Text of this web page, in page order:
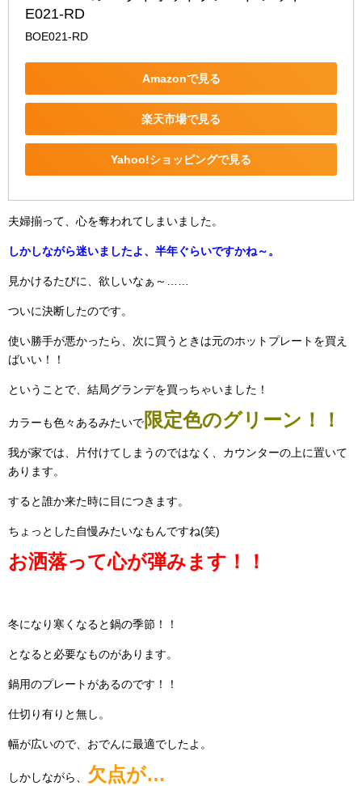
E021-RD
BOE021-RD
Amazonで見る
楽天市場で見る
Yahoo!ショッピングで見る
夫婦揃って、心を奪われてしまいました。
しかしながら迷いましたよ、半年ぐらいですかね～。
見かけるたびに、欲しいなぁ～……
ついに決断したのです。
使い勝手が悪かったら、次に買うときは元のホットプレートを買え
ばいい！！
ということで、結局グランデを買っちゃいました！
カラーも色々あるみたいで 限定色のグリーン！！
我が家では、片付けてしまうのではなく、カウンターの上に置いて
あります。
すると誰か来た時に目につきます。
ちょっとした自慢みたいなもんですね(笑)
お洒落って心が弾みます！！
冬になり寒くなると鍋の季節！！
となると必要なものがあります。
鍋用のプレートがあるのです！！
仕切り有りと無し。
幅が広いので、おでんに最適でしたよ。
しかしながら、 欠点が…